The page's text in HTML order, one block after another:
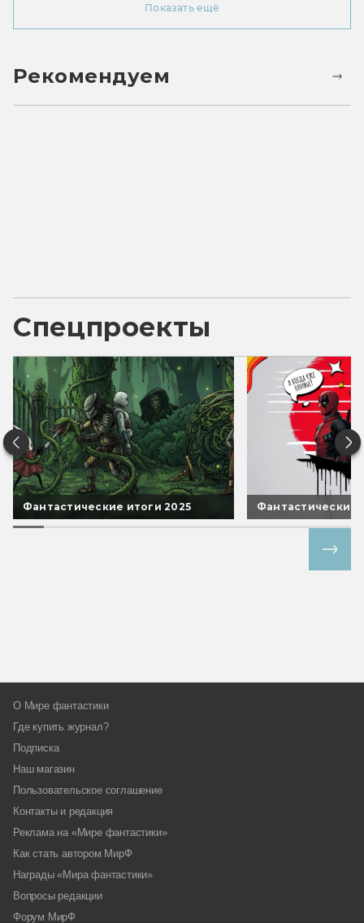
Показать ещё
Рекомендуем
Спецпроекты
Фантастические итоги 2025 Фантастические
О Мире фантастики
Где купить журнал?
Подписка
Наш магазин
Пользовательское соглашение
Контакты и редакция
Реклама на «Мире фантастики»
Как стать автором МирФ
Награды «Мира фантастики»
Вопросы редакции
Форум МирФ